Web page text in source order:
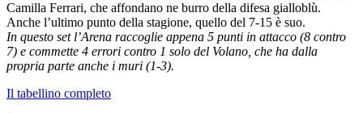
Camilla Ferrari, che affondano ne burro della difesa gialloblù.
Anche l’ultimo punto della stagione, quello del 7-15 è suo.
In questo set l’Arena raccoglie appena 5 punti in attacco (8 contro
7) e commette 4 errori contro 1 solo del Volano, che ha dalla
propria parte anche i muri (1-3).
Il tabellino completo